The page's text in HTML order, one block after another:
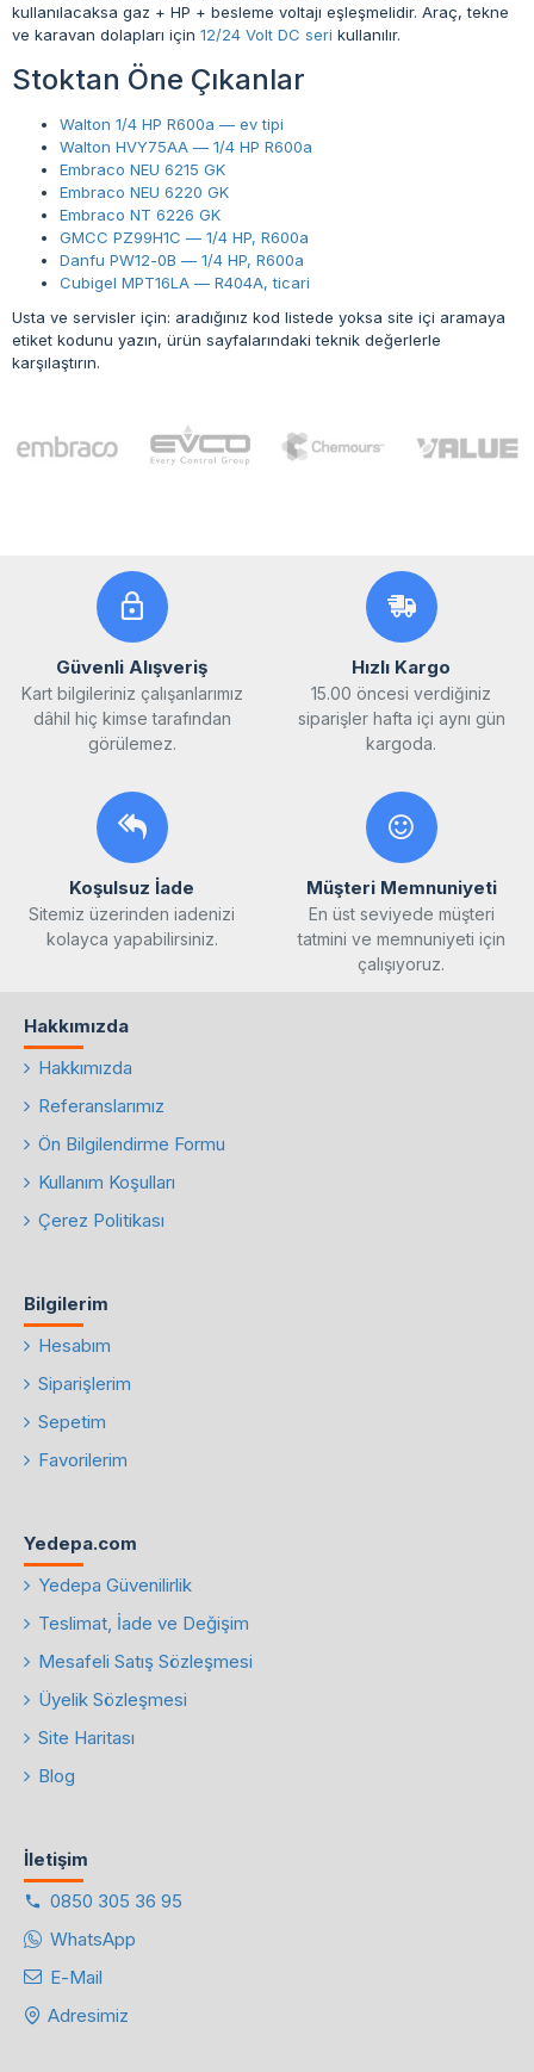
kullanılacaksa gaz + HP + besleme voltajı eşleşmelidir. Araç, tekne
ve karavan dolapları için 12/24 Volt DC seri kullanılır.
Stoktan Öne Çıkanlar
Walton 1/4 HP R600a — ev tipi
Walton HVY75AA — 1/4 HP R600a
Embraco NEU 6215 GK
Embraco NEU 6220 GK
Embraco NT 6226 GK
GMCC PZ99H1C — 1/4 HP, R600a
Danfu PW12-0B — 1/4 HP, R600a
Cubigel MPT16LA — R404A, ticari
Usta ve servisler için: aradığınız kod listede yoksa site içi aramaya
etiket kodunu yazın, ürün sayfalarındaki teknik değerlerle
karşılaştırın.
Güvenli Alışveriş
Kart bilgileriniz çalışanlarımız
dâhil hiç kimse tarafından
görülemez.
Hızlı Kargo
15.00 öncesi verdiğiniz
siparişler hafta içi aynı gün
kargoda.
Koşulsuz İade
Sitemiz üzerinden iadenizi
kolayca yapabilirsiniz.
Müşteri Memnuniyeti
En üst seviyede müşteri
tatmini ve memnuniyeti için
çalışıyoruz.
Hakkımızda
Hakkımızda
Referanslarımız
Ön Bilgilendirme Formu
Kullanım Koşulları
Çerez Politikası
Bilgilerim
Hesabım
Siparişlerim
Sepetim
Favorilerim
Yedepa.com
Yedepa Güvenilirlik
Teslimat, İade ve Değişim
Mesafeli Satış Sözleşmesi
Üyelik Sözleşmesi
Site Haritası
Blog
İletişim
0850 305 36 95
WhatsApp
E-Mail
Adresimiz